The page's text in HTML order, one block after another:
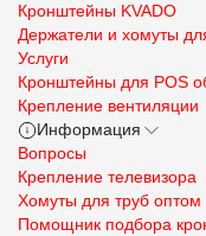
Кронштейны KVADO
Держатели и хомуты
Услуги
Кронштейны для POS
Крепление вентиляции
Информация
Вопросы
Крепление телевизора
Хомуты для труб оптом
Помощник подбора